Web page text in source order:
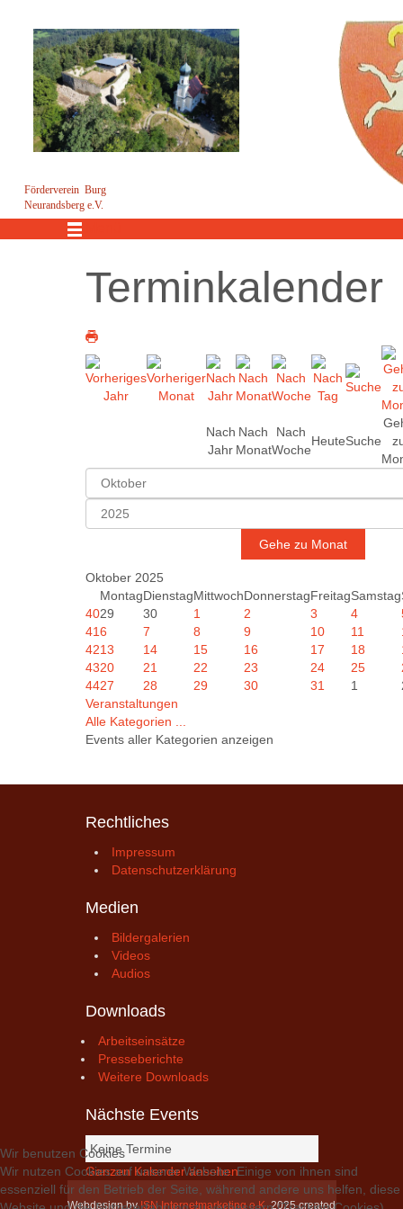
Förderverein Burg
Neurandsberg e.V.
Terminkalender
Nach
Jahr
Nach
Monat
Nach
Woche
HeuteSuche
Gehe zu Monat
Oktober 2025
MontagDienstagMittwochDonnerstagFreitagSamstag
4029 30 1 2 3 4
416 7 8 9 10 11
4213 14 15 16 17 18
4320 21 22 23 24 25
4427 28 29 30 31 1
Veranstaltungen
Alle Kategorien ...
Events aller Kategorien anzeigen
Rechtliches
Impressum
Datenschutzerklärung
Medien
Bildergalerien
Videos
Audios
Downloads
Arbeitseinsätze
Presseberichte
Weitere Downloads
Nächste Events
Keine Termine
Ganzen Kalender ansehen
Webdesign byISN Internetmarketing e.K.2025 created
Wir benutzen Cookies
Wir nutzen Cookies auf unserer Website. Einige von ihnen sind
essenziell für den Betrieb der Seite, während andere uns helfen, diese